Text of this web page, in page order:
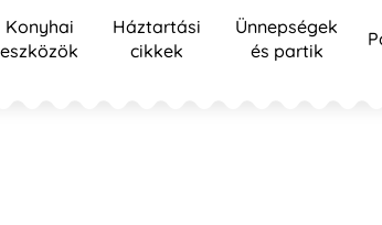
Konyhai
eszközök
Háztartási
cikkek
Ünnepségek
és partik